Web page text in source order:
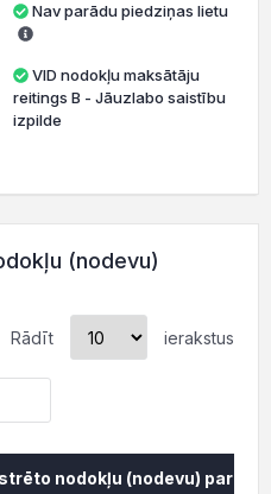
Nav parādu piedziņas lietu
VID nodokļu maksātāju
reitings B - Jāuzlabo saistību
izpilde
(nodevu)
Rādīt ierakstus
nodokļu (nodevu)